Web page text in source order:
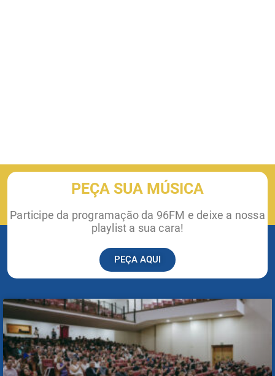
PEÇA SUA MÚSICA
Participe da programação da 96FM e deixe a nossa
playlist a sua cara!
PEÇA AQUI